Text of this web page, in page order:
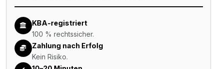
KBA-registriert
100 % rechtssicher.
Zahlung nach Erfolg
Kein Risiko.